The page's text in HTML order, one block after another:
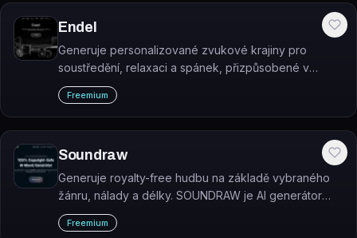
Endel
Generuje personalizované zvukové krajiny pro
soustředění, relaxaci a spánek, přizpůsobené v
reálném čase vstupům jako čas, počasí, srdeční tep
nebo poloha.
Freemium
Soundraw
Generuje royalty-free hudbu na základě vybraného
žánru, nálady a délky. SOUNDRAW je AI generátor
beatů, který umožňuje neomezené vytváření skladeb
bez autorských poplatků.
Freemium